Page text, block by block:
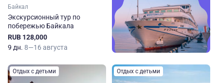
Байкал
Экскурсионный тур по
побережью Байкала
RUB 128,000
9 дн. 8—16 августа
Отдых с детьми Отдых с детьми